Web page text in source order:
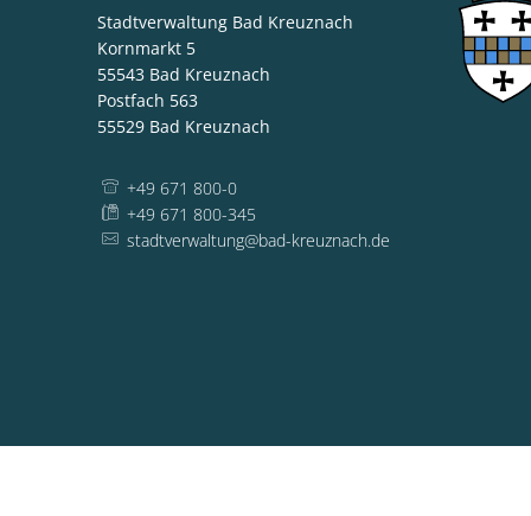
Stadtverwaltung Bad Kreuznach
Kornmarkt 5
55543 Bad Kreuznach
Postfach 563
55529 Bad Kreuznach
+49 671 800-0
+49 671 800-345
stadtverwaltung@bad-kreuznach.de